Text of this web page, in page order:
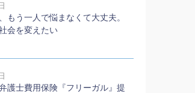
もう一人で悩まなくて大丈夫。
会を変えたい
護士費用保険『フリーガル』提